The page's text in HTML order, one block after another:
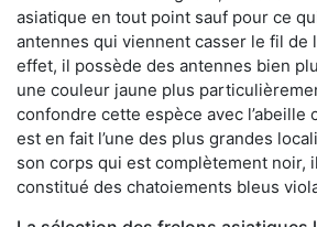
asiatique en tout point sauf pour ce
antennes qui viennent casser le fil de
effet, il possède des antennes bien
une couleur jaune plus
confondre cette espèce avec l’abeille
est en fait l’une des plus grandes
son corps qui est complètement noir,
constitué des chatoiements bleus